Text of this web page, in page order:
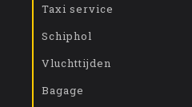
Taxi service
Schiphol
Vluchttijden
Bagage